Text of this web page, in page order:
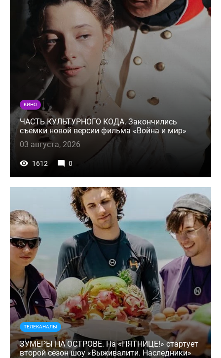
КИНО
ЧАСТЬ КУЛЬТУРНОГО КОДА. Закончились
съемки новой версии фильма «Война и мир»
03 августа, 2026
1612 0
ТЕЛЕКАНАЛЫ
ЗУМЕРЫ НА ОСТРОВЕ. На «ПЯТНИЦЕ!» стартует
второй сезон шоу «Выживалити. Наследники»